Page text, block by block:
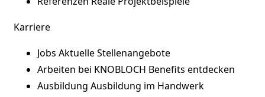
Karriere
Jobs Aktuelle Stellenangebote
Arbeiten bei KNOBLOCH Benefits entdecken
Ausbildung Ausbildung im Handwerk